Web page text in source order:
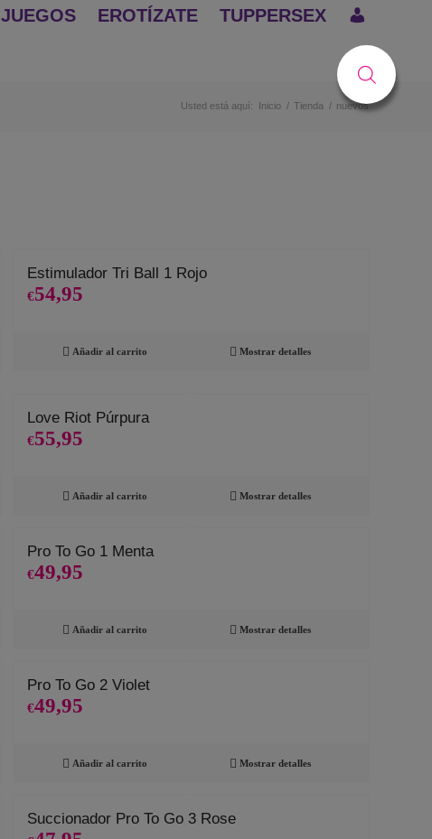
JUEGOS EROTÍZATE TUPPERSEX
Usted está aquí: Inicio / Tienda / nuevos
Estimulador Tri Ball 1 Rojo
€54,95
Añadir al carrito Mostrar detalles
Love Riot Púrpura
€55,95
Añadir al carrito Mostrar detalles
Pro To Go 1 Menta
€49,95
Añadir al carrito Mostrar detalles
Pro To Go 2 Violet
€49,95
Añadir al carrito Mostrar detalles
Succionador Pro To Go 3 Rose